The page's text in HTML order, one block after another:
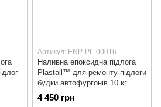
Артикул: ENP-PL-00016
Наливна епоксидна підлога
Plastall™ для ремонту підлоги
будки автофургонів 10 кг
Чорний
4 450 грн